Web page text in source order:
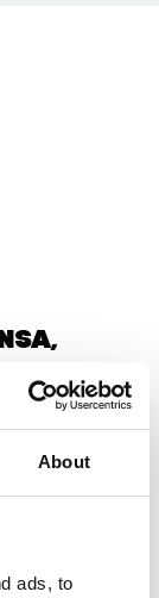
About
ads, to
hard